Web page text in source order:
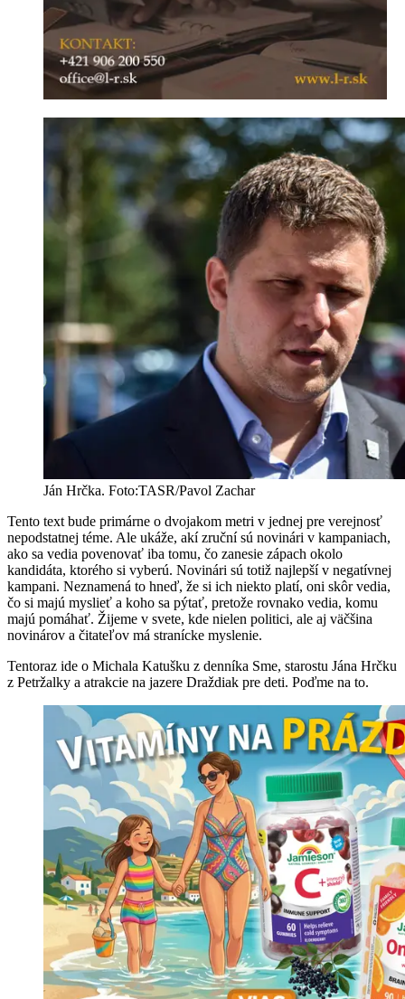
Ján Hrčka. Foto:TASR/Pavol Zachar
Tento text bude primárne o dvojakom metri v jednej pre verejnosť
nepodstatnej téme. Ale ukáže, akí zruční sú novinári v kampaniach,
ako sa vedia povenovať iba tomu, čo zanesie zápach okolo
kandidáta, ktorého si vyberú. Novinári sú totiž najlepší v negatívnej
kampani. Neznamená to hneď, že si ich niekto platí, oni skôr vedia,
čo si majú myslieť a koho sa pýtať, pretože rovnako vedia, komu
majú pomáhať. Žijeme v svete, kde nielen politici, ale aj väčšina
novinárov a čitateľov má stranícke myslenie.
Tentoraz ide o Michala Katušku z denníka Sme, starostu Jána Hrčku
z Petržalky a atrakcie na jazere Draždiak pre deti. Poďme na to.